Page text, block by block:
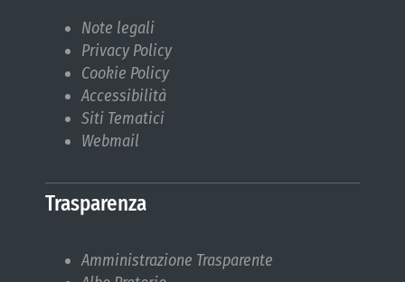
Note legali
Privacy Policy
Cookie Policy
Accessibilità
Siti Tematici
Webmail
Trasparenza
Amministrazione Trasparente